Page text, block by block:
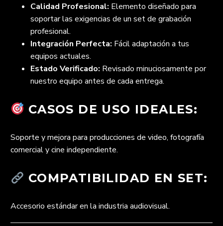
Calidad Profesional: Elemento diseñado para
soportar las exigencias de un set de grabación
profesional.
Integración Perfecta: Fácil adaptación a tus
equipos actuales.
Estado Verificado: Revisado minuciosamente por
nuestro equipo antes de cada entrega.
CASOS DE USO IDEALES:
Soporte y mejora para producciones de video, fotografía
comercial y cine independiente.
COMPATIBILIDAD EN SET:
Accesorio estándar en la industria audiovisual.